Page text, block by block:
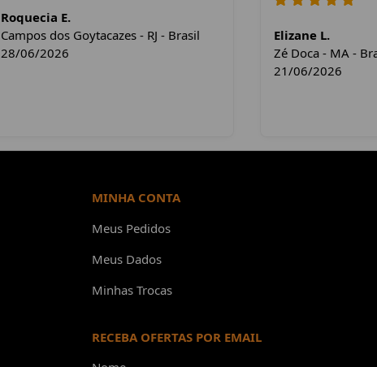
Roquecia E.
Campos dos Goytacazes - RJ - Brasil
28/06/2026
Elizane L.
Zé Doca - MA -
21/06/2026
MINHA CONTA
Meus Pedidos
Meus Dados
Minhas Trocas
RECEBA OFERTAS POR EMAIL